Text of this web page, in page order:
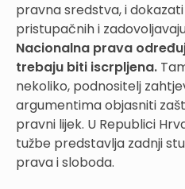
pravna sredstva, i
pristupačnih i
Nacionalna prava
trebaju biti iscrpljena.
nekoliko, podnositelj
argumentima objasniti
pravni lijek. U Republici
tužbe predstavlja zadnji
prava i sloboda.